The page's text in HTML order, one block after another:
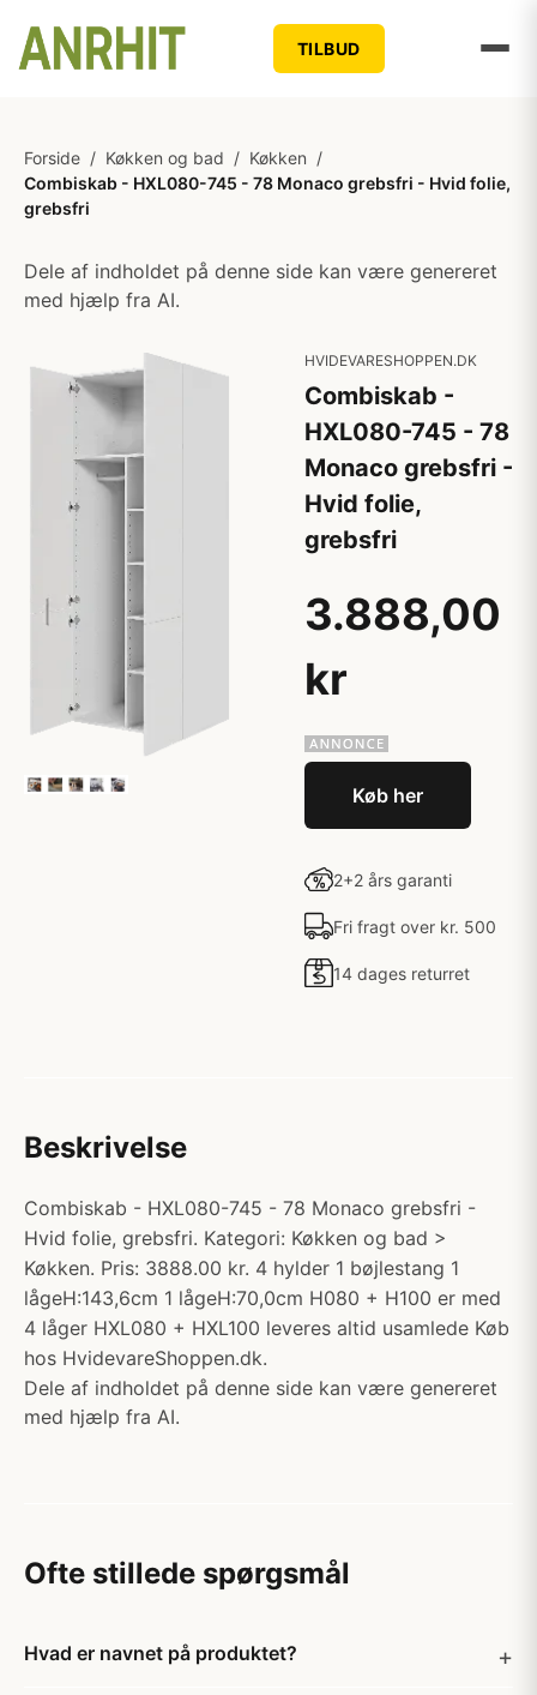
TILBUD
Forside / Køkken og bad / Køkken /
Combiskab - HXL080-745 - 78 Monaco grebsfri - Hvid folie,
grebsfri
Dele af indholdet på denne side kan være genereret
med hjælp fra AI.
HVIDEVARESHOPPEN.DK
Combiskab -
HXL080-745 - 78
Monaco grebsfri -
Hvid folie,
grebsfri
3.888,00
kr
Køb her
2+2 års garanti
Fri fragt over kr. 500
14 dages returret
Beskrivelse
Combiskab - HXL080-745 - 78 Monaco grebsfri -
Hvid folie, grebsfri. Kategori: Køkken og bad >
Køkken. Pris: 3888.00 kr. 4 hylder 1 bøjlestang 1
lågeH:143,6cm 1 lågeH:70,0cm H080 + H100 er med
4 låger HXL080 + HXL100 leveres altid usamlede Køb
hos HvidevareShoppen.dk.
Dele af indholdet på denne side kan være genereret
med hjælp fra AI.
Ofte stillede spørgsmål
Hvad er navnet på produktet?